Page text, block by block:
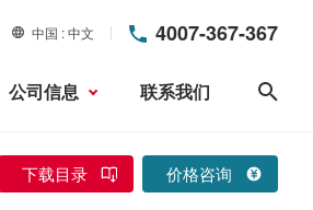
中国 中文 4007-367-367
公司信息 联系我们
下载目录 价格咨询